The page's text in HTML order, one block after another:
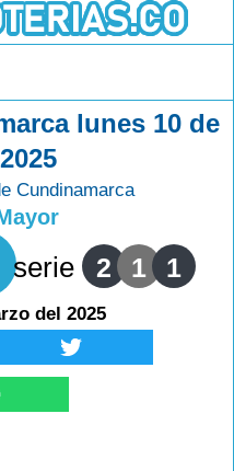
lunes 10 de
Cundinamarca
serie 2 1 1
del 2025